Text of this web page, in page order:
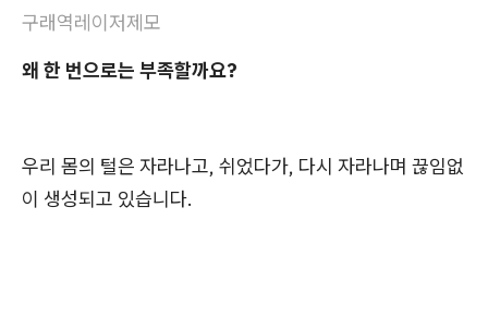
구래역레이저제모
왜 한 번으로는 부족할까요?
우리 몸의 털은 자라나고, 쉬었다가, 다시 자라나며 끊임없
이 생성되고 있습니다.